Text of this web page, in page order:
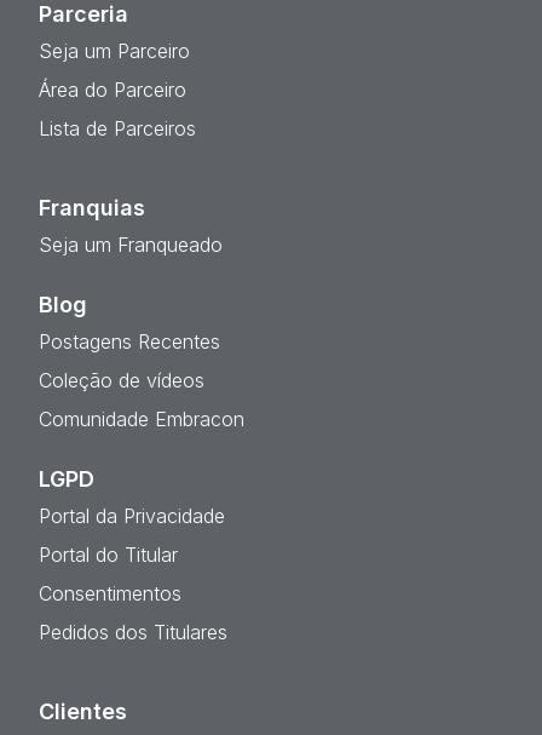
Parceria
Seja um Parceiro
Área do Parceiro
Lista de Parceiros
Franquias
Seja um Franqueado
Blog
Postagens Recentes
Coleção de vídeos
Comunidade Embracon
LGPD
Portal da Privacidade
Portal do Titular
Consentimentos
Pedidos dos Titulares
Clientes